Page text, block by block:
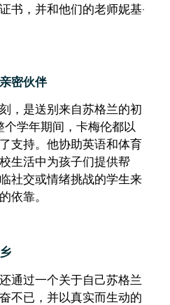
书，并和他们的老师妮基·
密伙伴
，是送别来自苏格兰的初
个学年期间，卡梅伦都以
支持。他协助英语和体育
生活中为孩子们提供帮
社交或情绪挑战的学生来
依靠。
通过一个关于自己苏格兰
不已，并以真实而生动的